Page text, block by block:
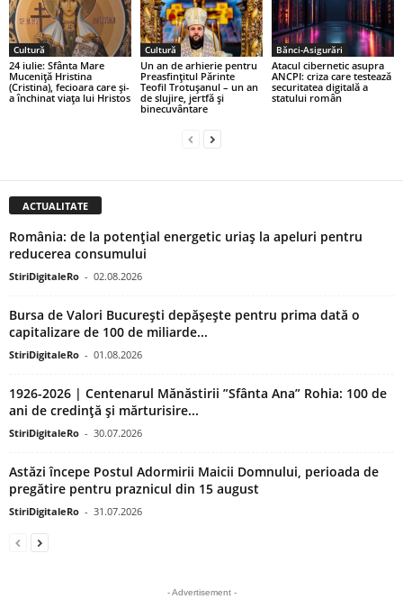
Cultură
24 iulie: Sfânta Mare
Muceniță Hristina
(Cristina), fecioara care și-
a închinat viața lui Hristos
Cultură
Un an de arhierie pentru
Preasfințitul Părinte
Teofil Trotușanul – un an
de slujire, jertfă și
binecuvântare
Bănci-Asigurări
Atacul cibernetic asupra
ANCPI: criza care testează
securitatea digitală a
statului român
ACTUALITATE
România: de la potențial energetic uriaș la apeluri pentru
reducerea consumului
StiriDigitaleRo - 02.08.2026
Bursa de Valori București depășește pentru prima dată o
capitalizare de 100 de miliarde...
StiriDigitaleRo - 01.08.2026
1926-2026 | Centenarul Mănăstirii ”Sfânta Ana” Rohia: 100 de
ani de credință și mărturisire...
StiriDigitaleRo - 30.07.2026
Astăzi începe Postul Adormirii Maicii Domnului, perioada de
pregătire pentru praznicul din 15 august
StiriDigitaleRo - 31.07.2026
- Advertisement -